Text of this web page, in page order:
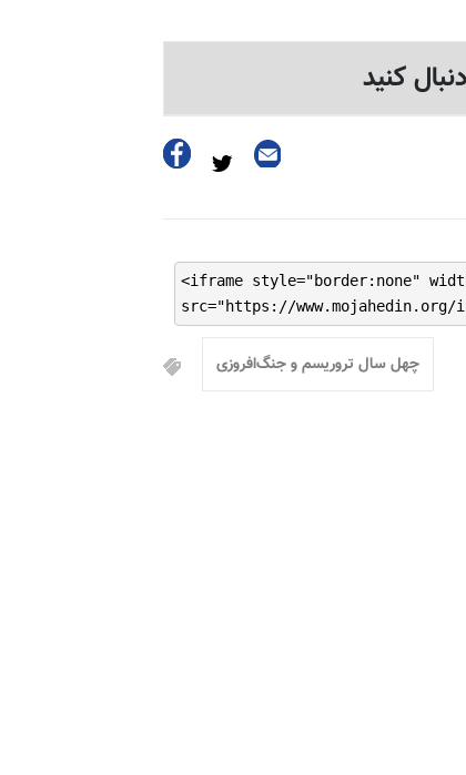
کنید
<iframe style="border:none"
src="https://www.mojahedin.org/
چهل سال تروریسم و جنگ‌افروزی